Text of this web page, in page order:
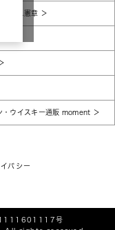
アンス憲章
・ウイスキー通販 moment
号